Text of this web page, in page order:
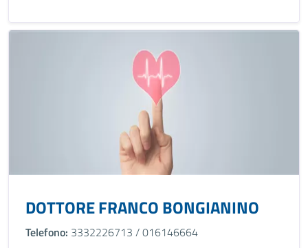
DOTTORE FRANCO BONGIANINO
Telefono: 3332226713 / 016146664